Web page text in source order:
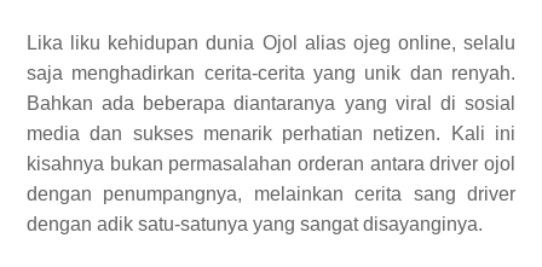
Lika liku kehidupan dunia Ojol alias ojeg online, selalu
saja menghadirkan cerita-cerita yang unik dan renyah.
Bahkan ada beberapa diantaranya yang viral di sosial
media dan sukses menarik perhatian netizen. Kali ini
kisahnya bukan permasalahan orderan antara driver ojol
dengan penumpangnya, melainkan cerita sang driver
dengan adik satu-satunya yang sangat disayanginya.